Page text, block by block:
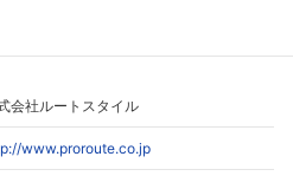
会社ルートスタイル
www.proroute.co.jp